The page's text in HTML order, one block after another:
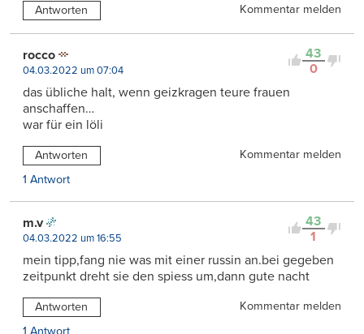
Antworten Kommentar melden
43
0
rocco
04.03.2022 um 07:04
das übliche halt, wenn geizkragen teure frauen
anschaffen…
war für ein löli
Antworten
Kommentar melden
1 Antwort
43
1
m.v
04.03.2022 um 16:55
mein tipp,fang nie was mit einer russin an.bei gegeben
zeitpunkt dreht sie den spiess um,dann gute nacht
Antworten
Kommentar melden
1 Antwort